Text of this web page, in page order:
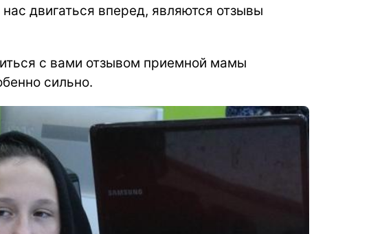
двигаться вперед, являются отзывы
с вами отзывом приемной мамы
сильно.